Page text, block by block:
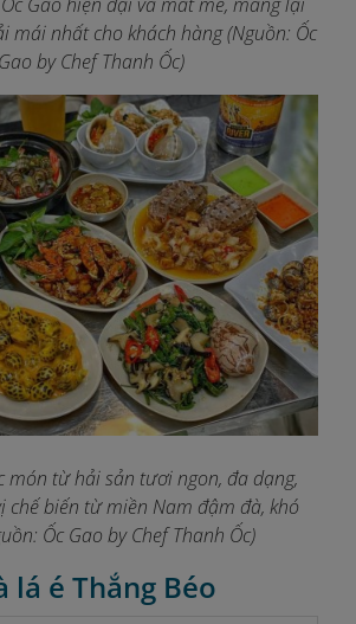
mái nhất cho khách hàng(Nguồn: Ốc
Gao by Chef Thanh Ốc)
món từ hải sản tươi ngon, đa dạng,
chế biến từ miền Nam đậm đà, khó
Ốc Gao by Chef Thanh Ốc)
lá é Thắng Béo